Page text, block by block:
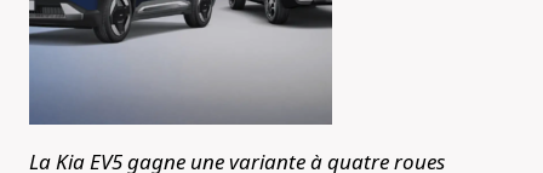
La Kia EV5 gagne une variante à quatre roues